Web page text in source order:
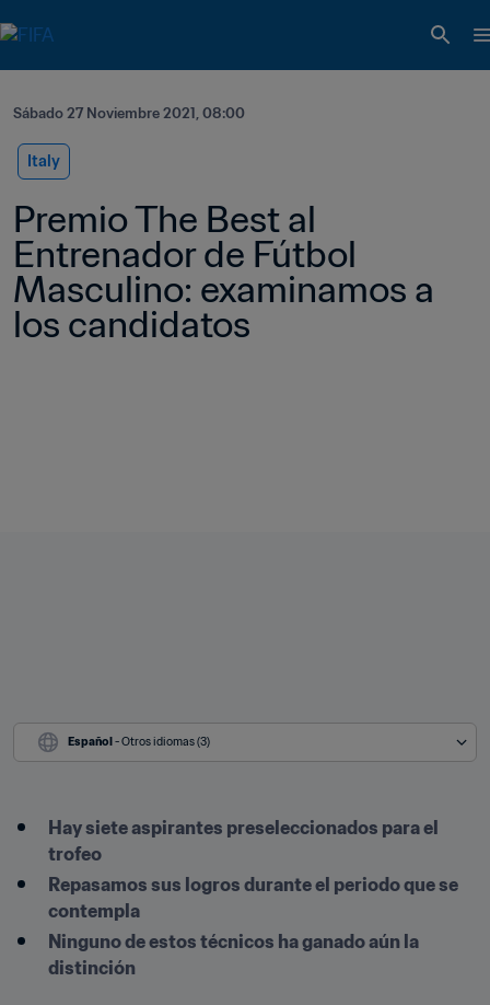
Sábado 27 Noviembre 2021, 08:00
Italy
Premio The Best al
Entrenador de Fútbol
Masculino: examinamos a
los candidatos
Español - Otros idiomas (3)
Hay siete aspirantes preseleccionados para el
trofeo
Repasamos sus logros durante el periodo que se
contempla
Ninguno de estos técnicos ha ganado aún la
distinción